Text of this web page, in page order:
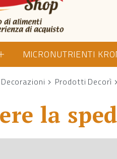
MICRONUTRIENTI
Decorazioni Prodotti Decorì
la